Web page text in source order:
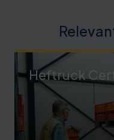
Heftruck